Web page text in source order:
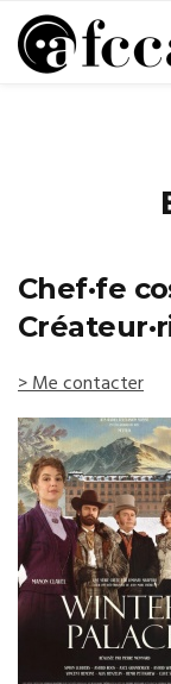
Chef·fe
> Me contacter